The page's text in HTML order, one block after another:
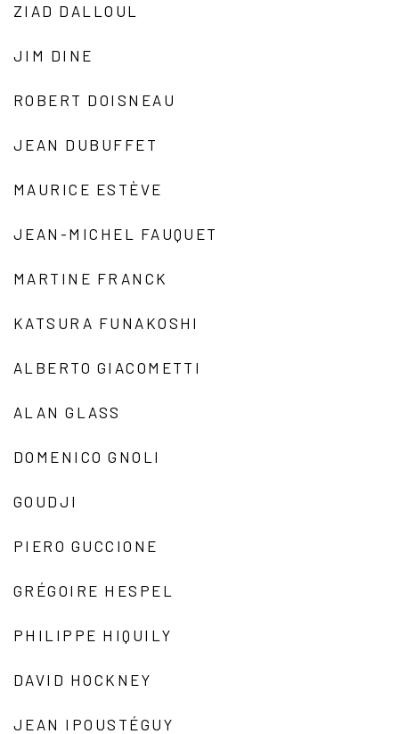
ZIAD DALLOUL
JIM DINE
ROBERT DOISNEAU
JEAN DUBUFFET
MAURICE ESTÈVE
JEAN-MICHEL FAUQUET
MARTINE FRANCK
KATSURA FUNAKOSHI
ALBERTO GIACOMETTI
ALAN GLASS
DOMENICO GNOLI
GOUDJI
PIERO GUCCIONE
GRÉGOIRE HESPEL
PHILIPPE HIQUILY
DAVID HOCKNEY
JEAN IPOUSTÉGUY